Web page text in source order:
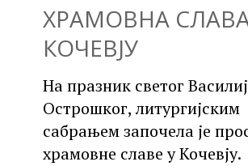
ХРАМОВНА
КОЧЕВЈУ
На празник светог
Острошког, литургијским
сабрањем започела је
храмовне славе у Кочевју.